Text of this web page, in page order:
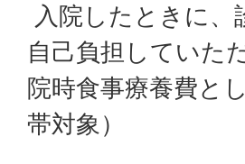
入院したときに、
自己負担していた
院時食事療養費と
帯対象）